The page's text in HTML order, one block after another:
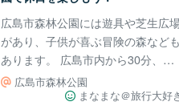
広島市森林公園には遊具や芝生広
があり、子供が喜ぶ冒険の森なども
あります。 広島市内から30分、山
陽自動車道広島東インターから10分
程度で着くためアクセスも良好で
広島市森林公園
まなまな＠旅行大好